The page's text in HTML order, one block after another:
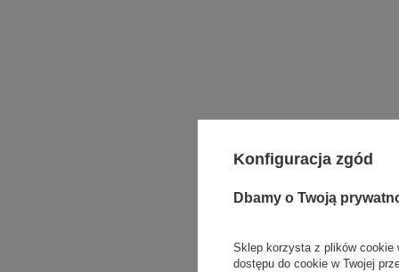
Konfiguracja zgód
Dbamy o Twoją
Sklep korzysta z plików cookie
dostępu do cookie w Twojej